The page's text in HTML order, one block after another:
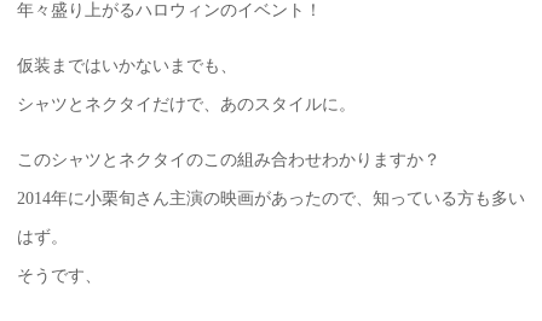
年々盛り上がるハロウィンのイベント！
仮装まではいかないまでも、
シャツとネクタイだけで、あのスタイルに。
このシャツとネクタイのこの組み合わせわかりますか？
2014年に小栗旬さん主演の映画があったので、知っている方も多い
はず。
そうです、